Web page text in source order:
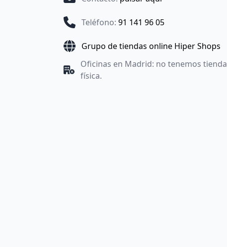
Teléfono: 91 141 96 05
Grupo de tiendas online Hiper Shops
Oficinas en Madrid: no tenemos tienda
física.